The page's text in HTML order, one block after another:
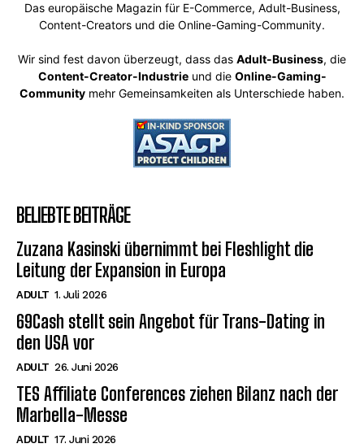
Das europäische Magazin für E-Commerce, Adult-Business,
Content-Creators und die Online-Gaming-Community.
Wir sind fest davon überzeugt, dass das Adult-Business, die
Content-Creator-Industrieund die Online-Gaming-
Community mehr Gemeinsamkeiten als Unterschiede haben.
BELIEBTE BEITRÄGE
Zuzana Kasinski übernimmt bei Fleshlight die
Leitung der Expansion in Europa
ADULT 1. Juli 2026
69Cash stellt sein Angebot für Trans-Dating in
den USA vor
ADULT 26. Juni 2026
TES Affiliate Conferences ziehen Bilanz nach der
Marbella-Messe
ADULT 17. Juni 2026